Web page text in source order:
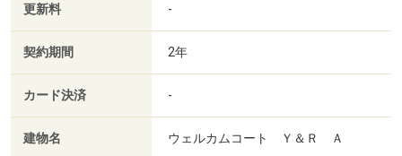
更新料 -
契約期間 2年
カード決済 -
建物名 ウェルカムコート Ｙ＆Ｒ Ａ